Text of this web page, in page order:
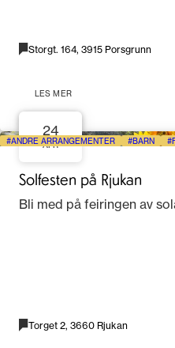
Storgt. 164, 3915 Porsgrunn
LES MER
ANDRE ARRANGEMENTER BARN
24
APR
Solfesten på Rjukan
Bli med på feiringen av
Torget 2, 3660 Rjukan